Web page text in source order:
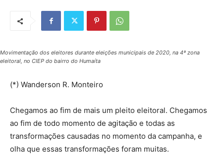
Movimentação dos eleitores durante eleições municipais de 2020, na 4ª zona
eleitoral, no CIEP do bairro do Humaíta
(*) Wanderson R. Monteiro
Chegamos ao fim de mais um pleito eleitoral. Chegamos
ao fim de todo momento de agitação e todas as
transformações causadas no momento da campanha, e
olha que essas transformações foram muitas.